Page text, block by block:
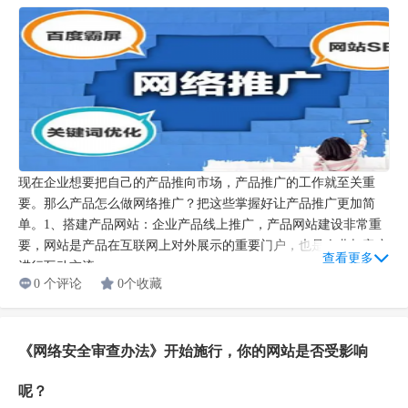
现在企业想要把自己的产品推向市场，产品推广的工作就至关重
要。那么产品怎么做网络推广？把这些掌握好让产品推广更加简
单。1、搭建产品网站：企业产品线上推广，产品网站建设非常重
要，网站是产品在互联网上对外展示的重要门户，也是企业与客户
进行互动交流...
查看更多
0 个评论
0个收藏
《网络安全审查办法》开始施行，你的网站是否受影响
呢？